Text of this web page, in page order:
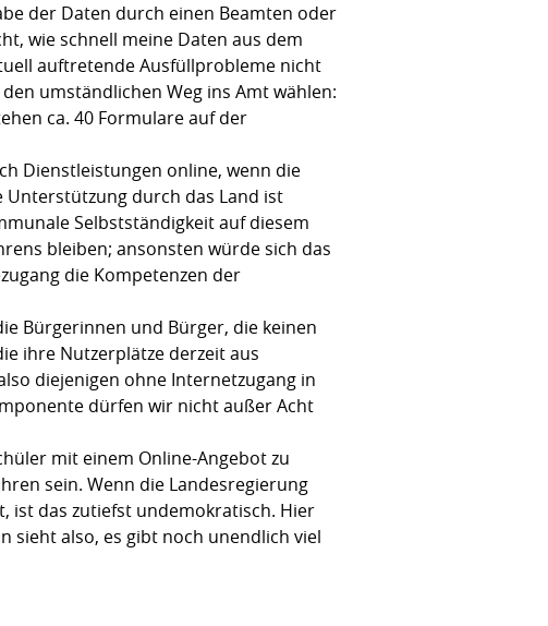
der Daten durch einen Beamten oder
wie schnell meine Daten aus dem
auftretende Ausfüllprobleme nicht
umständlichen Weg ins Amt wählen:
ca. 40 Formulare auf der
Dienstleistungen online, wenn die
Unterstützung durch das Land ist
Selbstständigkeit auf diesem
bleiben; ansonsten würde sich das
die Kompetenzen der
Bürgerinnen und Bürger, die keinen
ihre Nutzerplätze derzeit aus
diejenigen ohne Internetzugang in
dürfen wir nicht außer Acht
mit einem Online-Angebot zu
sein. Wenn die Landesregierung
ist das zutiefst undemokratisch. Hier
sieht also, es gibt noch unendlich viel